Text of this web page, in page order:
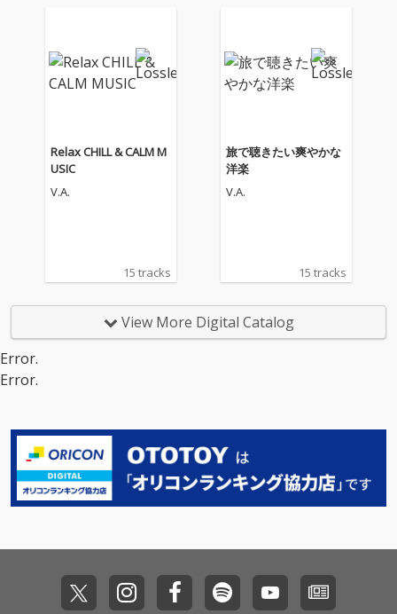
Relax CHILL & CALM M
USIC
V.A.
15 tracks
旅で聴きたい爽やかな
洋楽
V.A.
15 tracks
View More Digital Catalog
Error.
Error.